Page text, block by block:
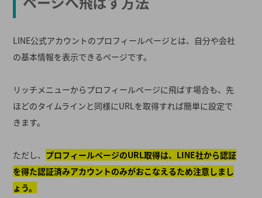
LINE公式アカウントのプロフィールページとは、自分や会社
の基本情報を表示できるページです。
リッチメニューからプロフィールページに飛ばす場合も、先
ほどのタイムラインと同様にURLを取得すれば簡単に設定で
きます。
ただし、 プロフィールページのURL取得は、LINE社から認証
を得た認証済みアカウントのみがおこなえるため注意しまし
ょう。